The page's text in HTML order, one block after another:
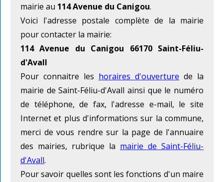
mairie au 114 Avenue du Canigou.
Voici l'adresse postale complète de la mairie
pour contacter la mairie:
114 Avenue du Canigou 66170 Saint-Féliu-
d'Avall
Pour connaitre les horaires d'ouverture de la
mairie de Saint-Féliu-d'Avall ainsi que le numéro
de téléphone, de fax, l'adresse e-mail, le site
Internet et plus d'informations sur la commune,
merci de vous rendre sur la page de l'annuaire
des mairies, rubrique la mairie de Saint-Féliu-
d'Avall.
Pour savoir quelles sont les fonctions d'un maire